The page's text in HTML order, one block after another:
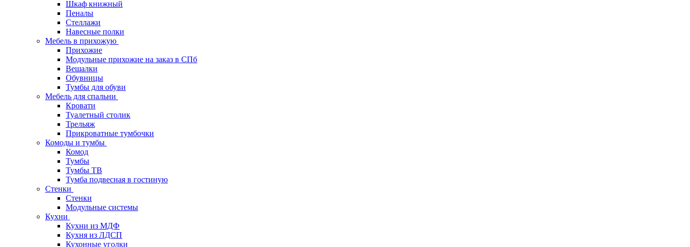
Шкаф книжный
Пеналы
Стеллажи
Навесные полки
Мебель в прихожую
Прихожие
Модульные прихожие на заказ в СПб
Вешалки
Обувницы
Тумбы для обуви
Мебель для спальни
Кровати
Туалетный столик
Трельяж
Прикроватные тумбочки
Комоды и тумбы
Комод
Тумбы
Тумбы ТВ
Тумба подвесная в гостиную
Стенки
Стенки
Модульные системы
Кухни
Кухни из МДФ
Кухня из ЛДСП
Кухонные уголки